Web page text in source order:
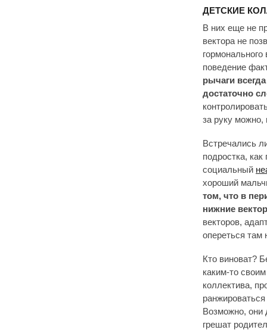
ДЕТСКИЕ
В них еще не
вектора не
поведение
рычаги
достаточно
за руку можно,
Встречались
подростка,
социальный
хороший
том, что в
нижние
векторов,
опереться там
Кто виноват?
каким-то
коллектива,
Возможно, они
грешат